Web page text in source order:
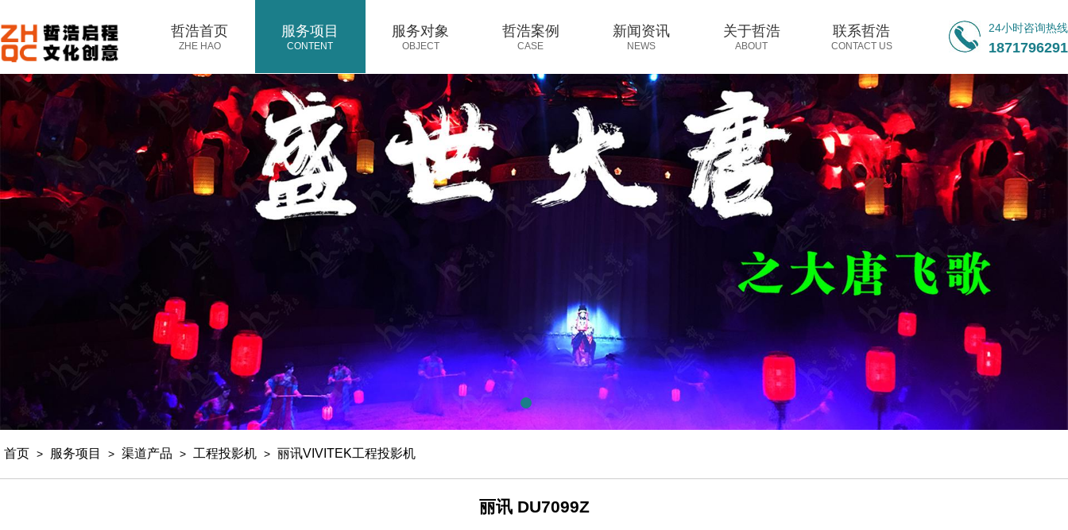
哲浩首页
ZHE HAO
服务项目
CONTENT
服务对象
OBJECT
哲浩案例
CASE
新闻资讯
NEWS
关于哲浩
ABOUT
联系哲浩
CONTACT US
24小时咨询热
首页 > 服务项目 > 渠道产品 > 工程投影机 > 丽讯VIVITEK工程投影机
丽讯 DU7099Z